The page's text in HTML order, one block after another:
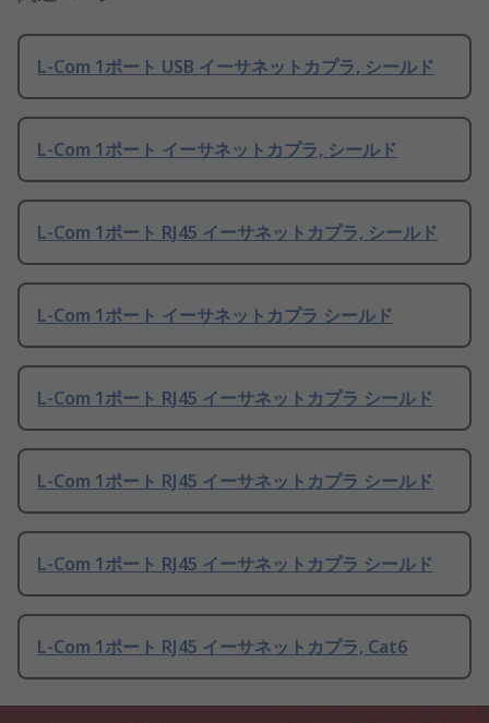
L-Com 1ポート USB イーサネットカプラ, シールド
L-Com 1ポート イーサネットカプラ, シールド
L-Com 1ポート RJ45 イーサネットカプラ, シールド
L-Com 1ポート イーサネットカプラ シールド
L-Com 1ポート RJ45 イーサネットカプラ シールド
L-Com 1ポート RJ45 イーサネットカプラ シールド
L-Com 1ポート RJ45 イーサネットカプラ シールド
L-Com 1ポート RJ45 イーサネットカプラ, Cat6